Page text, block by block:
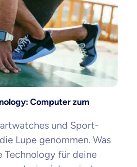
Computer zum
und Sport-
Lupe genommen. Was
Technology für deine